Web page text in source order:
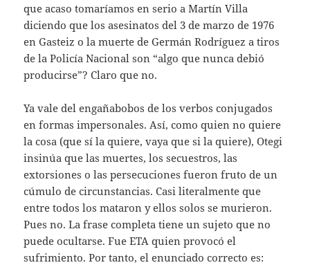
que acaso tomaríamos en serio a Martín Villa
diciendo que los asesinatos del 3 de marzo de 1976
en Gasteiz o la muerte de Germán Rodríguez a tiros
de la Policía Nacional son “algo que nunca debió
producirse”? Claro que no.
Ya vale del engañabobos de los verbos conjugados
en formas impersonales. Así, como quien no quiere
la cosa (que sí la quiere, vaya que si la quiere), Otegi
insinúa que las muertes, los secuestros, las
extorsiones o las persecuciones fueron fruto de un
cúmulo de circunstancias. Casi literalmente que
entre todos los mataron y ellos solos se murieron.
Pues no. La frase completa tiene un sujeto que no
puede ocultarse. Fue ETA quien provocó el
sufrimiento. Por tanto, el enunciado correcto es: